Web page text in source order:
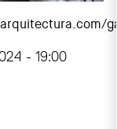
- 19:00